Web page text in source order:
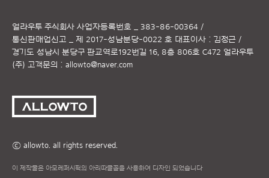
얼라우투 주식회사 사업자등록번호 _ 383-86-00364 /
통신판매업신고 _ 제 2017-성남분당-0022 호 대표이사 : 김정근 /
경기도 성남시 분당구 판교역로192번길 16, 8층 806호 C472 얼라우투
(주) 고객문의 : allowto@naver.com
ⓒ allowto. all rights reserved.
이 제작물은 아모레퍼시픽의 아리따글꼴을 사용하여 디자인 되었습니다